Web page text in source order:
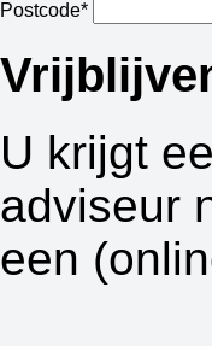
Postcode*
U krijgt
adviseur
een